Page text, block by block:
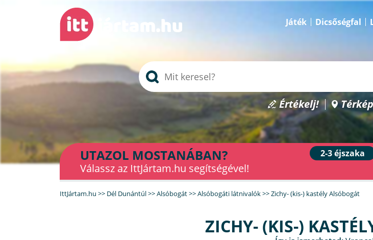
Játék Dicsőségfal
Értékelj!
UTAZOL MOSTANÁBAN?
Válassz az IttJártam.hu segítségével!
2-3 éjszaka
IttJártam.hu >> Dél Dunántúl>>Alsóbogát>>Alsóbogáti látnivalók>>Zichy- (kis-) kastély Alsóbogát
ZICHY- (KIS-)